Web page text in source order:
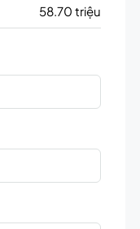
58.70 triệu